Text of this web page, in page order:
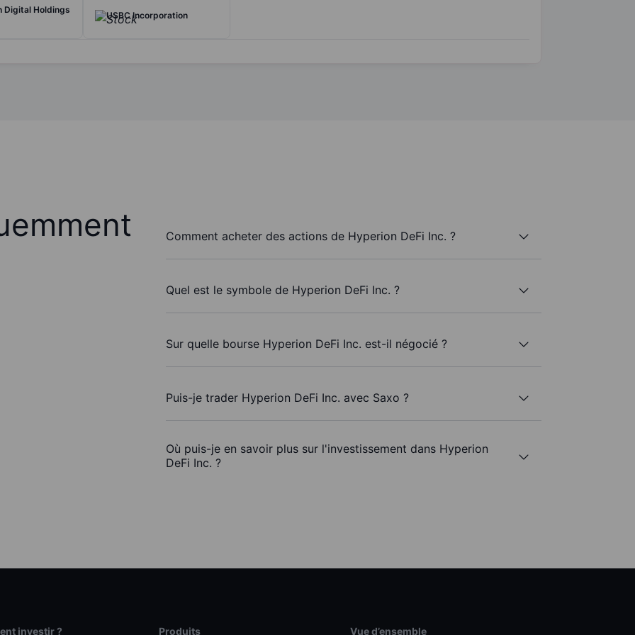
Digital Holdings
USBC Incorporation
Comment acheter des actions de Hyperion DeFi Inc. ?
Quel est le symbole de Hyperion DeFi Inc. ?
Sur quelle bourse Hyperion DeFi Inc. est-il négocié ?
Puis-je trader Hyperion DeFi Inc. avec Saxo ?
Où puis-je en savoir plus sur l'investissement dans Hyperion
DeFi Inc. ?
investir ? Produits Vue d’ensemble